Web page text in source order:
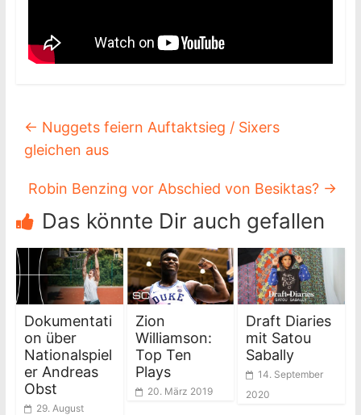
← Nuggets feiern Auftaktsieg / Sixers
gleichen aus
Robin Benzing vor Abschied von Besiktas? →
Das könnte Dir auch gefallen
Dokumentati
on über
Nationalspiel
er Andreas
Obst
29. August
Zion
Williamson:
Top Ten
Plays
20. März 2019
Draft Diaries
mit Satou
Sabally
14. September
2020